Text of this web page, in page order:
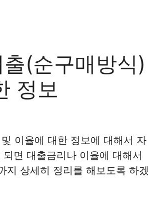
(순구매방식)
정보
이율에 대한 정보에 대해서 자
면 대출금리나 이율에 대해서
지 상세히 정리를 해보도록 하겠